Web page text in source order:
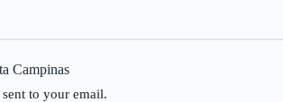
Campinas
sent to your email.